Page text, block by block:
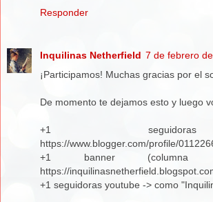
Responder
Inquilinas Netherfield 7 de febrero
¡Participamos! Muchas gracias por el
De momento te dejamos esto y luego
+1
https://www.blogger.com/profile/
+1 banner (columna
https://
+1 seguidoras youtube -> como